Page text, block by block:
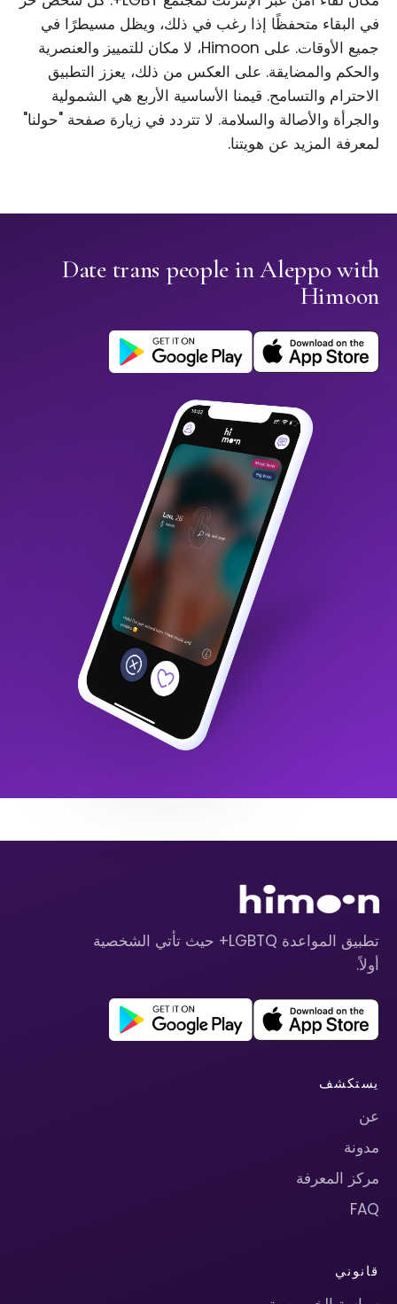
في البقاء متحفظًا إذا رغب في ذلك، ويظل مسيطرًا في
جميع الأوقات. على Himoon، لا مكان للتمييز والعنصرية
والحكم والمضايقة. على العكس من ذلك، يعزز التطبيق
الاحترام والتسامح. قيمنا الأساسية الأربع هي الشمولية
والجرأة والأصالة والسلامة. لا تتردد في زيارة صفحة "حولنا"
لمعرفة المزيد عن هويتنا.
Date trans people in Aleppo with
Himoon
تطبيق المواعدة LGBTQ+ حيث تأتي الشخصية
أولاً.
يستكشف
عن
مدونة
مركز المعرفة
FAQ
قانوني